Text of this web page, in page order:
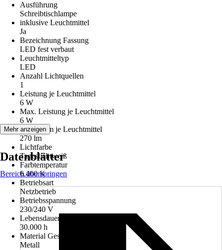
Ausführung
Schreibtischlampe
inklusive Leuchtmittel
Ja
Bezeichnung Fassung
LED fest verbaut
Leuchtmitteltyp
LED
Anzahl Lichtquellen
1
Leistung je Leuchtmittel
6 W
Max. Leistung je Leuchtmittel
6 W
Lichtstrom je Leuchtmittel
270 lm
Lichtfarbe
Tageslichtweiß
Farbtemperatur
6.400 K
Betriebsart
Netzbetrieb
Betriebsspannung
230/240 V
Lebensdauer Leuchtmittel
30.000 h
Material Gestell
Metall
Mehr anzeigen
Datenblätter
Bereich überspringen